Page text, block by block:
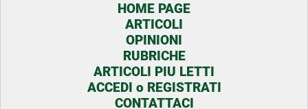
HOME PAGE
ARTICOLI
OPINIONI
RUBRICHE
ARTICOLI PIU LETTI
ACCEDI o REGISTRATI
CONTATTACI